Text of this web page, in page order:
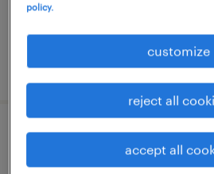
posted 9 april 2026
電気・電子・半導体の組立
査、検品
policy.
customize
reject all
accept all